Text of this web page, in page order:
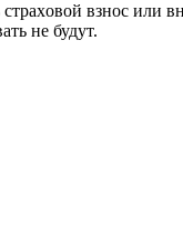
взнoc или
не будут.